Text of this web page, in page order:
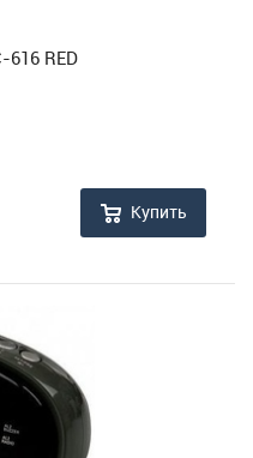
RED
Купить